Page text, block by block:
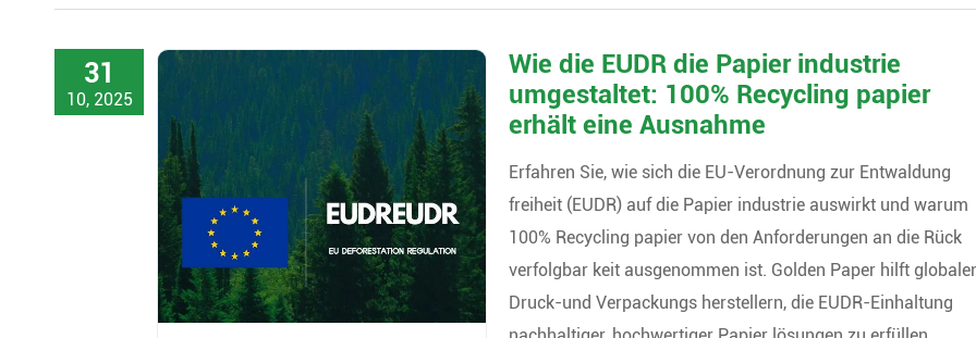
31
10, 2025
Wie die EUDR die Papier industrie
umgestaltet: 100% Recycling papier
erhält eine Ausnahme
Erfahren Sie, wie sich die EU-Verordnung zur Entwaldung
freiheit (EUDR) auf die Papier industrie auswirkt und warum
100% Recycling papier von den Anforderungen an die Rück
verfolgbar keit ausgenommen ist. Golden Paper hilft
Druck-und Verpackungs herstellern, die EUDR-Einhaltung